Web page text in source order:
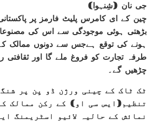
جی نان (شِنہوا)
چین کے ای کامرس پلیٹ فارمز پر
بڑھتی ہوئی موجودگی سے اس کی
ہونے کی توقع ہےجس سے دونوں ممالک
طرفہ تجارت کو فروغ ملے گا اور ثقافتی
چڑھیں گے۔
ٹک ٹاک کے چینی ورژن ڈو یِن پر
تنظیم(ایس سی او) کے رکن ممالک
نمائش کے حالیہ لائیو اسٹریمنگ